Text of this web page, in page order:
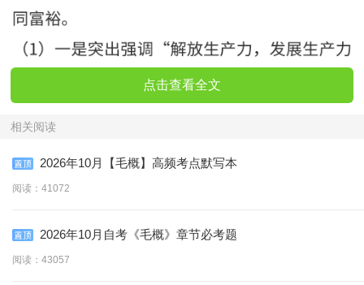
点击查看全文
相关阅读
2026年10月【毛概】高频考点默写本
阅读：41072
2026年10月自考《毛概》章节必考题
阅读：43057